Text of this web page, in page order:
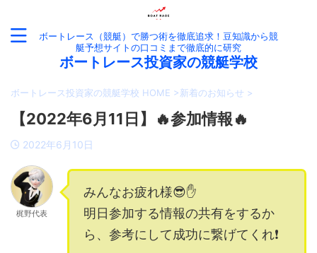
ボートレース（競艇）で勝つ術を徹底追求！豆知識から競
艇予想サイトの口コミまで徹底的に研究
ボートレース投資家の競艇学校
ボートレース投資家の競艇学校 HOME >新着のお知らせ >
【2022年6月11日】🔥参加情報🔥
2022年6月10日
梶野代表
みんなお疲れ様😎✋
明日参加する情報の共有をするか
ら、参考にして成功に繋げてくれ❗️